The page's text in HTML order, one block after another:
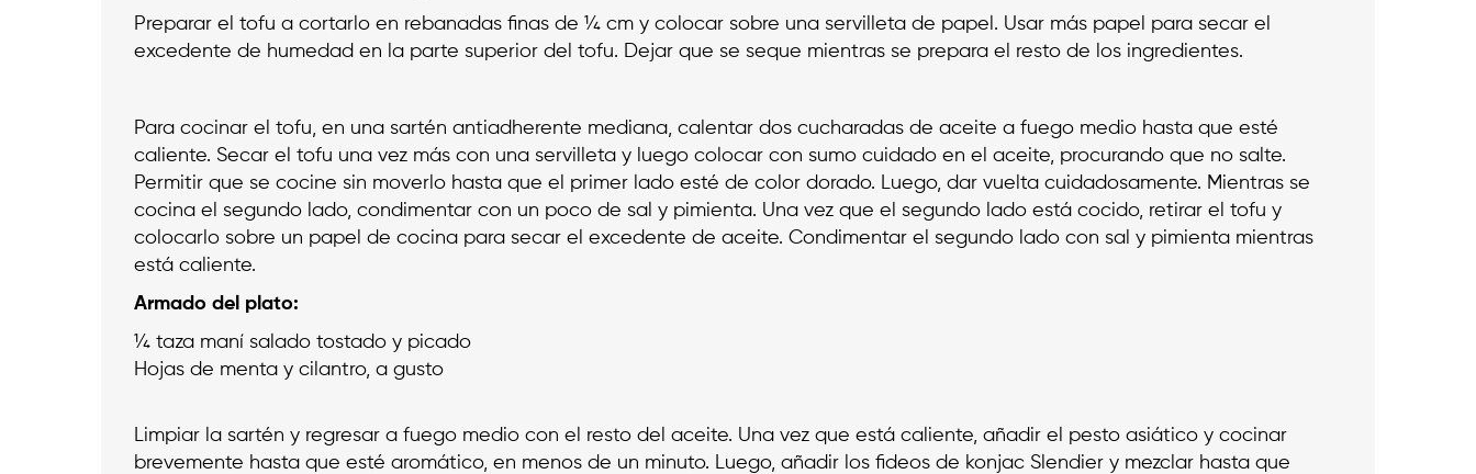
Preparar el tofu a cortarlo en rebanadas finas de ¼ cm y colocar sobre una servilleta de papel. Usar más papel para secar el
excedente de humedad en la parte superior del tofu. Dejar que se seque mientras se prepara el resto de los ingredientes.
Para cocinar el tofu, en una sartén antiadherente mediana, calentar dos cucharadas de aceite a fuego medio hasta que esté
caliente. Secar el tofu una vez más con una servilleta y luego colocar con sumo cuidado en el aceite, procurando que no salte.
Permitir que se cocine sin moverlo hasta que el primer lado esté de color dorado. Luego, dar vuelta cuidadosamente. Mientras se
cocina el segundo lado, condimentar con un poco de sal y pimienta. Una vez que el segundo lado está cocido, retirar el tofu y
colocarlo sobre un papel de cocina para secar el excedente de aceite. Condimentar el segundo lado con sal y pimienta mientras
está caliente.
Armado del plato:
¼ taza maní salado tostado y picado
Hojas de menta y cilantro, a gusto
Limpiar la sartén y regresar a fuego medio con el resto del aceite. Una vez que está caliente, añadir el pesto asiático y cocinar
brevemente hasta que esté aromático, en menos de un minuto. Luego, añadir los fideos de konjac Slendier y mezclar hasta que